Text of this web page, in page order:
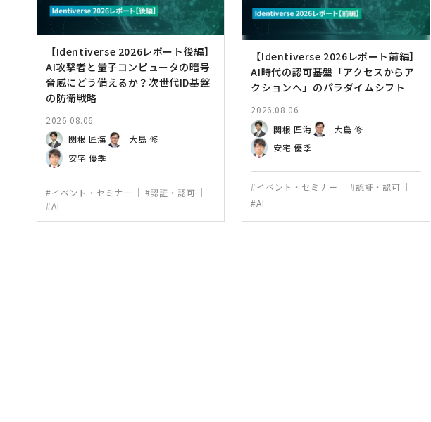
【Identiverse 2026レポート後編】
AI攻撃者と量子コンピュータの暗号
脅威にどう備えるか？次世代ID基盤
の防衛戦略
2026.08.06
関根 匠海
大島 修
安宅 優季
#イベント・セミナー
#認証・認可
#AI
【Identiverse 2026レポート前編】
AI時代の認可基盤「アクセスからア
クションへ」のパラダイムシフト
2026.08.06
関根 匠海
大島 修
安宅 優季
#イベント・セミナー
#認証・認可
#AI